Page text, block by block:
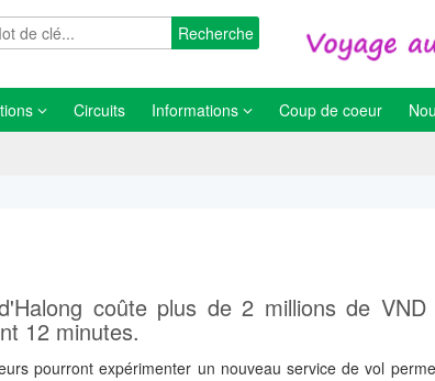
Recherche
Circuits Informations Coup de coeur
coûte plus de 2 millions de
12 minutes.
pourront expérimenter un nouveau service de vol